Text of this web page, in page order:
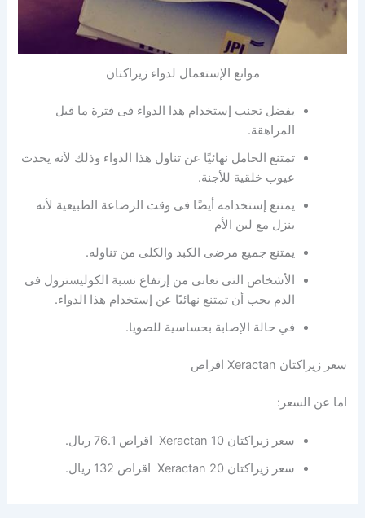
موانع الإستعمال لدواء زيراكتان
يفضل تجنب إستخدام هذا الدواء فى فترة ما قبل
المراهقة.
تمتنع الحامل نهائيًا عن تناول هذا الدواء وذلك لأنه يحدث
عيوب خلقية للأجنة.
يمتنع إستخدامه أيضًا فى وقت الرضاعة الطبيعية لأنه
ينزل مع لبن الأم
يمتنع جميع مرضى الكبد والكلى من تناوله.
الأشخاص التى تعانى من إرتفاع نسبة الكوليسترول فى
الدم يجب أن تمتنع نهائيًا عن إستخدام هذا الدواء.
في حالة الإصابة بحساسية للصويا.
سعر زيراكتان Xeractan اقراص
اما عن السعر:
سعر زيراكتان Xeractan 10 اقراص 76.1 ريال.
سعر زيراكتان Xeractan 20 اقراص 132 ريال.